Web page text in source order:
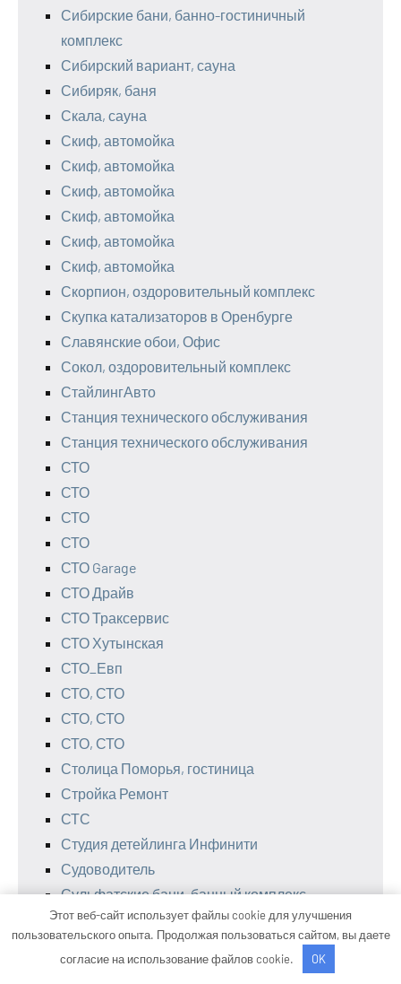
Сибирские бани, банно-гостиничный
комплекс
Сибирский вариант, сауна
Сибиряк, баня
Скала, сауна
Скиф, автомойка
Скиф, автомойка
Скиф, автомойка
Скиф, автомойка
Скиф, автомойка
Скиф, автомойка
Скорпион, оздоровительный комплекс
Скупка катализаторов в Оренбурге
Славянские обои, Офис
Сокол, оздоровительный комплекс
СтайлингАвто
Станция технического обслуживания
Станция технического обслуживания
СТО
СТО
СТО
СТО
СТО Garage
СТО Драйв
СТО Траксервис
СТО Хутынская
СТО_Евп
СТО, СТО
СТО, СТО
СТО, СТО
Столица Поморья, гостиница
Стройка Ремонт
СТС
Студия детейлинга Инфинити
Судоводитель
Сульфатские бани, банный комплекс
Сумкино, спортивный комплекс
Таганская пещера, сауна
Таежное озеро, база отдыха
Этот веб-сайт использует файлы cookie для улучшения
пользовательского опыта. Продолжая пользоваться сайтом, вы даете
согласие на использование файлов cookie.
OK